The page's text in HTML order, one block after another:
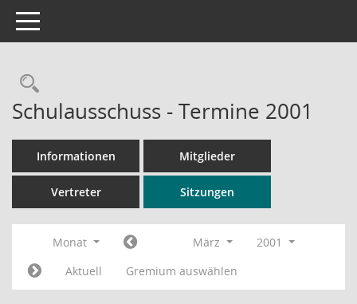
Toggle navigation
Rechercheauswahl
Schulausschuss - Termine 2001
Informationen Mitglieder
Vertreter Sitzungen
Monat März
2001
Aktuell
Gremium auswählen